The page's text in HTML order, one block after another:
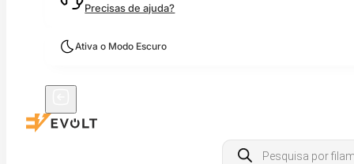
Precisas de ajuda?
Ativa o Modo Escuro
Products
search